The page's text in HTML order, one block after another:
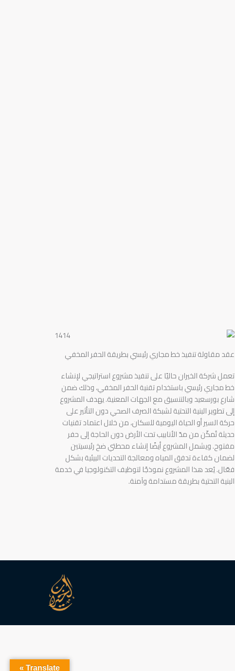
عقد مقاولة تنفيذ خط مجاري رئيسي بطريقة الحفر المخفي
تعمل شركة الخيران حاليًا على تنفيذ مشروع استراتيجي لإنشاء
خط مجاري رئيسي باستخدام تقنية الحفر المخفي، وذلك ضمن
شارع بورسعيد وبالتنسيق مع الجهات المعنية. يهدف المشروع
إلى تطوير البنية التحتية لشبكة الصرف الصحي دون التأثير على
حركة السير أو الحياة اليومية للسكان، من خلال اعتماد تقنيات
حديثة تُمكّن من مدّ الأنابيب تحت الأرض دون الحاجة إلى حفر
مفتوح. ويشمل المشروع أيضًا إنشاء محطتي ضخ رئيسيتين
لضمان كفاءة تدفق المياه ومعالجة التحديات البيئية بشكل
فعّال. يُعد هذا المشروع نموذجًا لتوظيف التكنولوجيا في خدمة
البنية التحتية بطريقة مستدامة وآمنة.
Translate »